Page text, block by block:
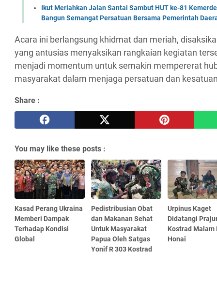
Ikut Meriahkan Jalan Santai Sambut HUT ke-81
Bangun Semangat Persatuan Bersama Pemerintah
Acara ini berlangsung khidmat dan meriah,
yang antusias menyaksikan rangkaian kegiatan
menjadi momentum untuk semakin mempererat
masyarakat dalam menjaga persatuan dan
Share :
You may like these posts :
Kasad Perang Ukraina
Memberi Dampak
Terhadap Kondisi
Global
Pedistribusian Obat
dan Makanan Sehat
Untuk Masyarakat
Papua Oleh Satgas
Yonif R 303 Kostrad
Urpinus Kaget
Didatangi
Kostrad Malam
Honai